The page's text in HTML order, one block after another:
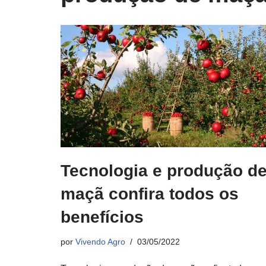
Tecnologia e produção
maçã confira todos os
benefícios
por Vivendo Agro 03/05/2022